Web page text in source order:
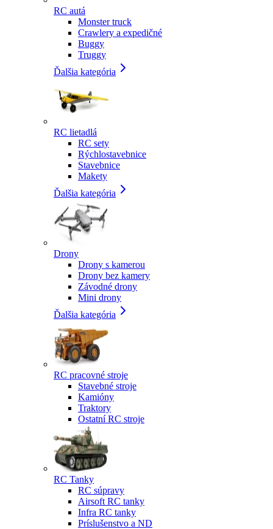
RC autá
Monster truck
Crawlery a expedičné
Buggy
Truggy
Ďalšia kategória
RC lietadlá
RC sety
Rýchlostavebnice
Stavebnice
Makety
Ďalšia kategória
Drony
Drony s kamerou
Drony bez kamery
Závodné drony
Mini drony
Ďalšia kategória
RC pracovné stroje
Stavebné stroje
Kamióny
Traktory
Ostatní RC stroje
RC Tanky
RC súpravy
Airsoft RC tanky
Infra RC tanky
Príslušenstvo a ND